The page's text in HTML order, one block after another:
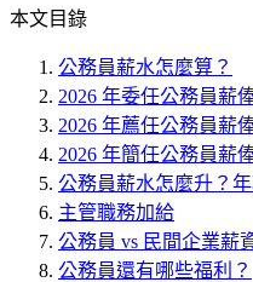
本文目錄
公務員薪水怎麼算？
2026 年委任公務員薪
2026 年薦任公務員薪
2026 年簡任公務員薪
公務員薪水怎麼升？
主管職務加給
公務員 vs 民間企業薪
公務員還有哪些福利？